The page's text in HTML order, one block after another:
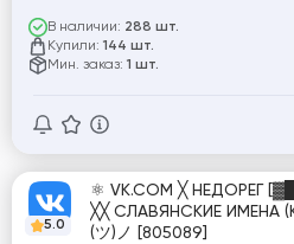
В наличии: 288 шт.
Купили: 144 шт.
Мин. заказ: 1 шт.
5.0
⚛️ VK.COM ╳ НЕДОРЕГ
╳╳ СЛАВЯНСКИЕ ИМЕНА
(ツ)ノ [805089]